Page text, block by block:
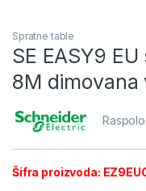
Spratne table
SE EASY9
8M dimovana
Šifra proizvoda: